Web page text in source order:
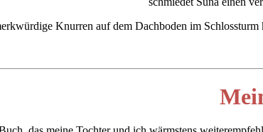
Knurren auf dem Dachboden im